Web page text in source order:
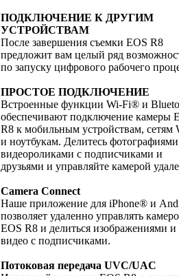
ПОДКЛЮЧЕНИЕ К ДРУГИМ
УСТРОЙСТВАМ
После завершения съемки EOS R8
предложит вам целый ряд
по запуску цифрового рабочего
ПРОСТОЕ ПОДКЛЮЧЕНИЕ
Встроенные функции Wi-Fi® и
обеспечивают подключение камеры
R8 к мобильным устройствам, сетям
и ноутбукам. Делитесь
видеороликами с подписчиками и
друзьями и управляйте камерой
Camera Connect
Наше приложение для iPhone® и
позволяет удаленно управлять
EOS R8 и делиться изображениями и
видео с подписчиками.
Потоковая передача UVC/UAC